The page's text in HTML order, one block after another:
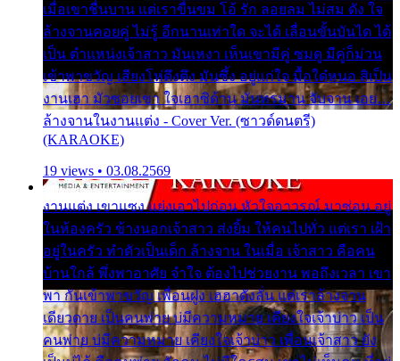
เมื่อเขาชื่นบาน แต่เราขื่นขม โอ้ รัก ลอยลม ไม่สม ดัง ใจ
ล้างจานคอยคู่ ไม่รู้ อีกนานเท่าใด จะได้ เลื่อนขั้นบันได ได้
เป็น ตำแหน่งเจ้าสาว มันเหงา เห็นเขามีคู่ ซมดู มีคู่ก็ม่วน
เข้าพาขวัญ เสียงโห่ตึงตึง มันซึ้ง อยู่แก่ใจ มื้อใด๋หนอ สิเป็น
งานเฮา มัวซอยเขา ใจเฮาซิด้าน มันทรมาน จับจาน เอย…
ล้างจานในงานแต่ง - Cover Ver. (ซาวด์ดนตรี)
(KARAOKE)
19 views • 03.08.2569
งานแต่ง เขาแซง แย่งเอาไปก่อน หัวใจอาวรณ์ มาซ่อน อยู่
ในห้องครัว ข้างนอกเจ้าสาว ส่งยิ้ม ให้คนไปทั่ว แต่เรา เฝ้า
อยู่ในครัว ทำตัวเป็นเด็ก ล้างจาน ในเมื่อ เจ้าสาว คือคน
บ้านใกล้ พึ่งพาอาศัย จำใจ ต้องไปช่วยงาน พอถึงเวลา เขา
พา กันเข้าพาขวัญ เพื่อนฝูง เฮฮาดังลั่น แต่เราล้างจาน
เดียวดาย เป็นคนพ่าย บ่มีความหมาย เคียงใจเจ้าบ่าว เป็น
คนพ่าย บ่มีความหมาย เคียงใจเจ้าบ่าว เพื่อนเจ้าสาว ยัง